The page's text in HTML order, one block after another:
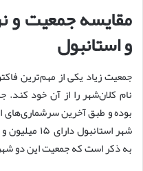
مقایسه جمعیت و
و استانبول
جمعیت زیاد یکی از مهم‌ترین
نام کلان‌‌شهر را از آن خود
بوده و طبق آخرین
به ذکر است که جمعیت این دو